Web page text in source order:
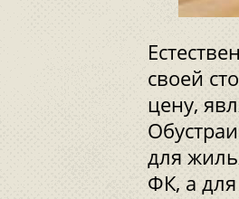
своей
цену,
для
ФК, а